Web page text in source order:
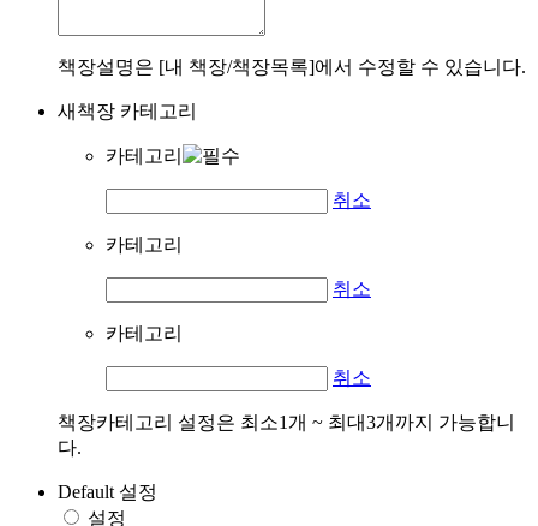
책장설명은 [내 책장/책장목록]에서 수정할 수 있습니다.
새책장 카테고리
카테고리
취소
카테고리
취소
카테고리
취소
책장카테고리 설정은 최소1개 ~ 최대3개까지 가능합니
다.
Default 설정
설정